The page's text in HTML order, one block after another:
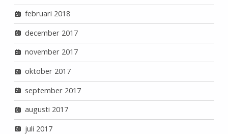
februari 2018
december 2017
november 2017
oktober 2017
september 2017
augusti 2017
juli 2017